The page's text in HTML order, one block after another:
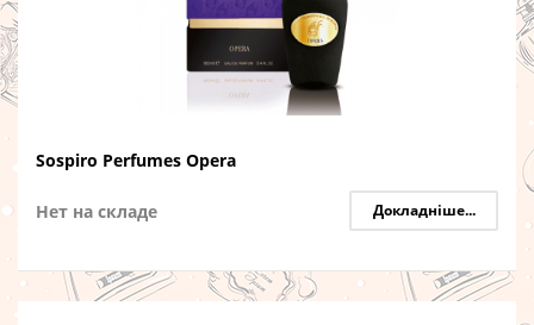
Sospiro Perfumes Opera
Нет на складе Докладніше...